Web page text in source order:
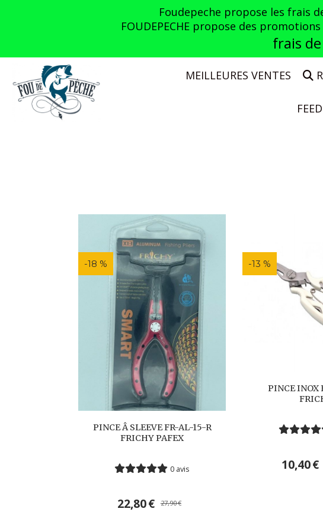
Foudepeche propose les frais
FOUDEPECHE propose des
frais
MEILLEURES VENTES
-18 %
PINCE Â SLEEVE FR-AL-15-R
FRICHY PAFEX
0 avis
22,80€ 27,90€
-13 %
PINCE INOX
10,40€